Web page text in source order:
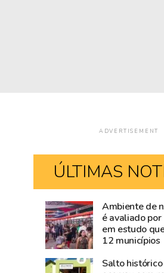
ADVERTISEMENT
ÚLTIMAS
Super
Niño
ameaça
Acre
destinou
7,1%
do
Ambiente de
é avaliado
em estudo
12 municípios
Salto